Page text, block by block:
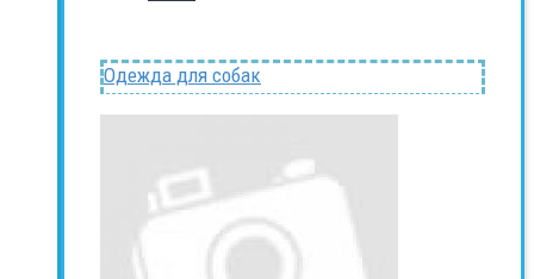
Одежда для собак